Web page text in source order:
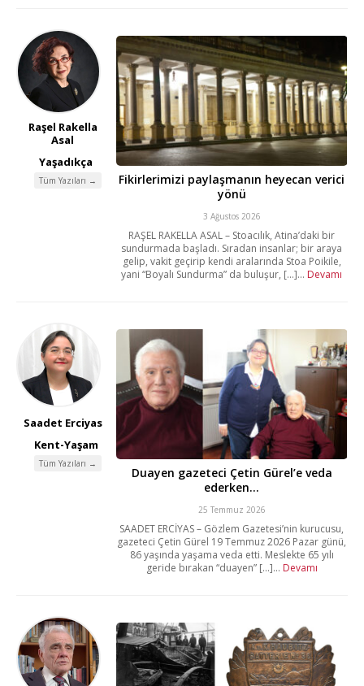
Raşel Rakella
Asal
Yaşadıkça
Tüm Yazıları →
Fikirlerimizi paylaşmanın heyecan verici
yönü
3 Ağustos 2026
RAŞEL RAKELLA ASAL – Stoacılık, Atina’daki bir
sundurmada başladı. Sıradan insanlar; bir araya
gelip, vakit geçirip kendi aralarında Stoa Poikile,
yani “Boyalı Sundurma” da buluşur, [...]... Devamı
Saadet Erciyas
Kent-Yaşam
Tüm Yazıları →
Duayen gazeteci Çetin Gürel’e veda
ederken…
25 Temmuz 2026
SAADET ERCİYAS – Gözlem Gazetesi’nin kurucusu,
gazeteci Çetin Gürel 19 Temmuz 2026 Pazar günü,
86 yaşında yaşama veda etti. Meslekte 65 yılı
geride bırakan “duayen” [...]... Devamı